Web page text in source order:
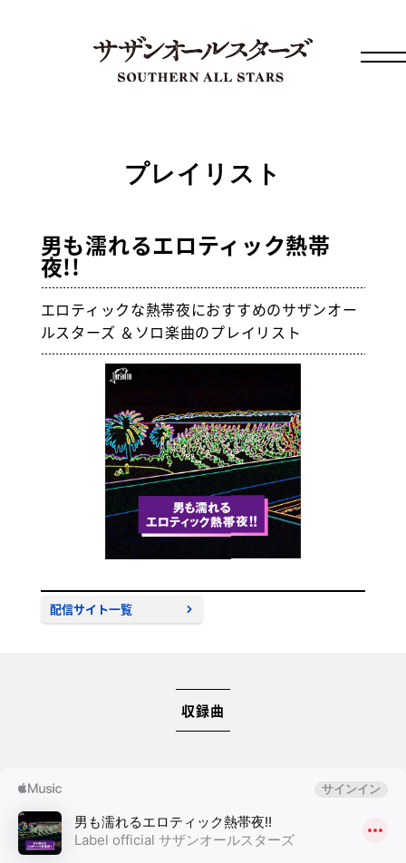
プレイリスト
男も濡れるエロティック熱帯
夜!!
エロティックな熱帯夜におすすめのサザンオー
ルスターズ ＆ソロ楽曲のプレイリスト
配信サイト一覧
収録曲